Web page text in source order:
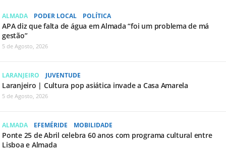
ALMADA PODER LOCAL POLÍTICA
APA diz que falta de água em Almada “foi um problema de má
gestão”
5 de Agosto, 2026
LARANJEIRO JUVENTUDE
Laranjeiro | Cultura pop asiática invade a Casa Amarela
5 de Agosto, 2026
ALMADA EFEMÉRIDE MOBILIDADE
Ponte 25 de Abril celebra 60 anos com programa cultural entre
Lisboa e Almada